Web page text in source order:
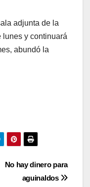
adjunta de la
y continuará
abundó la
No hay dinero para
aguinaldos